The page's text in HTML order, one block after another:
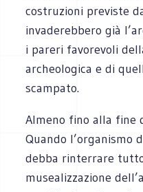
costruzioni previste
invaderebbero già
i pareri favorevoli
archeologica e di
scampato.
Almeno fino alla fine
Quando l’organismo
debba rinterrare
musealizzazione